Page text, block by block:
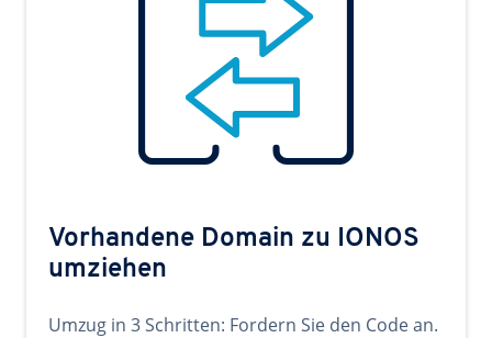
Vorhandene Domain zu IONOS
umziehen
Umzug in 3 Schritten: Fordern Sie den Code an.